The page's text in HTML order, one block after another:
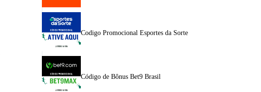
Codigo Promocional Esportes da Sorte
Código de Bônus Bet9 Brasil